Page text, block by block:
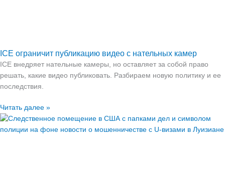
ICE ограничит публикацию видео с нательных камер
ICE внедряет нательные камеры, но оставляет за собой право
решать, какие видео публиковать. Разбираем новую политику и ее
последствия.
Читать далее »